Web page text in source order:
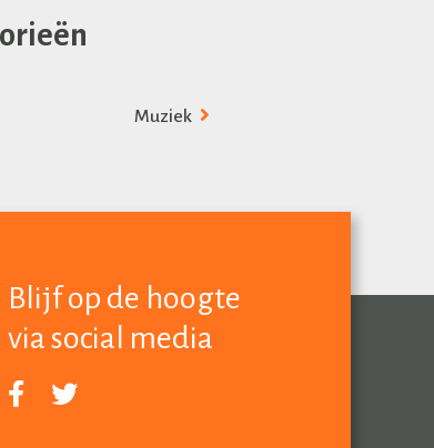
Muziek
Blijf op de hoogte
via social media